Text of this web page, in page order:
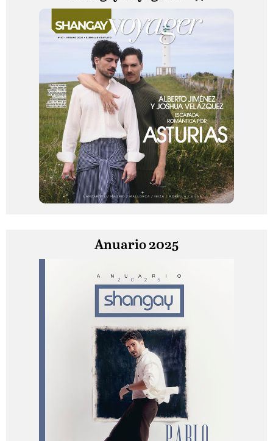
Anuario 2025